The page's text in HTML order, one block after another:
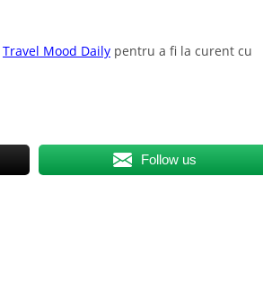
Travel Mood Daily pentru a fi la curent cu
Follow us